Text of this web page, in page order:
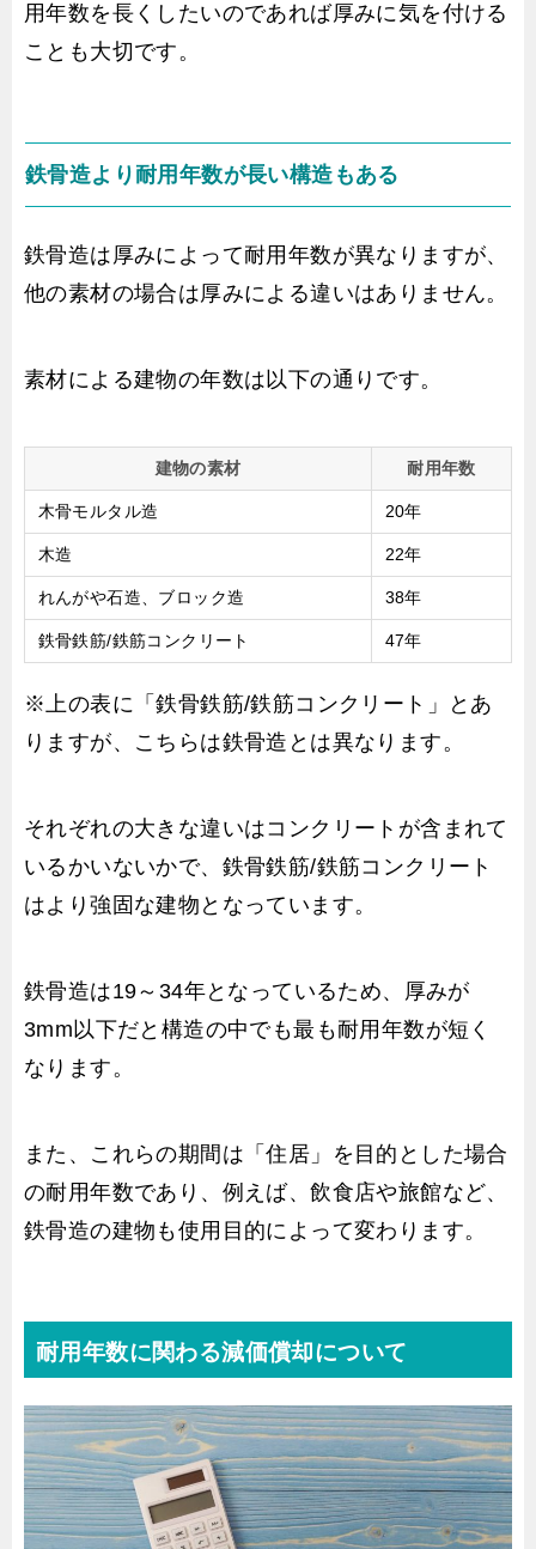
用年数を長くしたいのであれば厚みに気を付ける
ことも大切です。
鉄骨造より耐用年数が長い構造もある
鉄骨造は厚みによって耐用年数が異なりますが、
他の素材の場合は厚みによる違いはありません。
素材による建物の年数は以下の通りです。
建物の素材 耐用年数
木骨モルタル造 20年
木造 22年
れんがや石造、ブロック造 38年
鉄骨鉄筋/鉄筋コンクリート 47年
※上の表に「鉄骨鉄筋/鉄筋コンクリート」とあ
りますが、こちらは鉄骨造とは異なります。
それぞれの大きな違いはコンクリートが含まれて
いるかいないかで、鉄骨鉄筋/鉄筋コンクリート
はより強固な建物となっています。
鉄骨造は19～34年となっているため、厚みが
3mm以下だと構造の中でも最も耐用年数が短く
なります。
また、これらの期間は「住居」を目的とした場合
の耐用年数であり、例えば、飲食店や旅館など、
鉄骨造の建物も使用目的によって変わります。
耐用年数に関わる減価償却について